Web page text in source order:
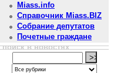
Miass.info
Справочник Miass.BIZ
Собрание депутатов
Почетные граждане
поиск в новостях